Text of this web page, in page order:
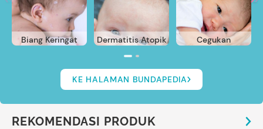
Biang Keringat Dermatitis Atopik Cegukan
KE HALAMAN BUNDAPEDIA
REKOMENDASI PRODUK